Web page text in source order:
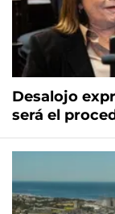
Desalojo
será el